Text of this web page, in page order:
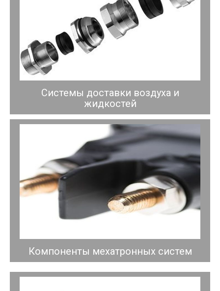
Системы доставки воздуха и
жидкостей
Компоненты мехатронных систем